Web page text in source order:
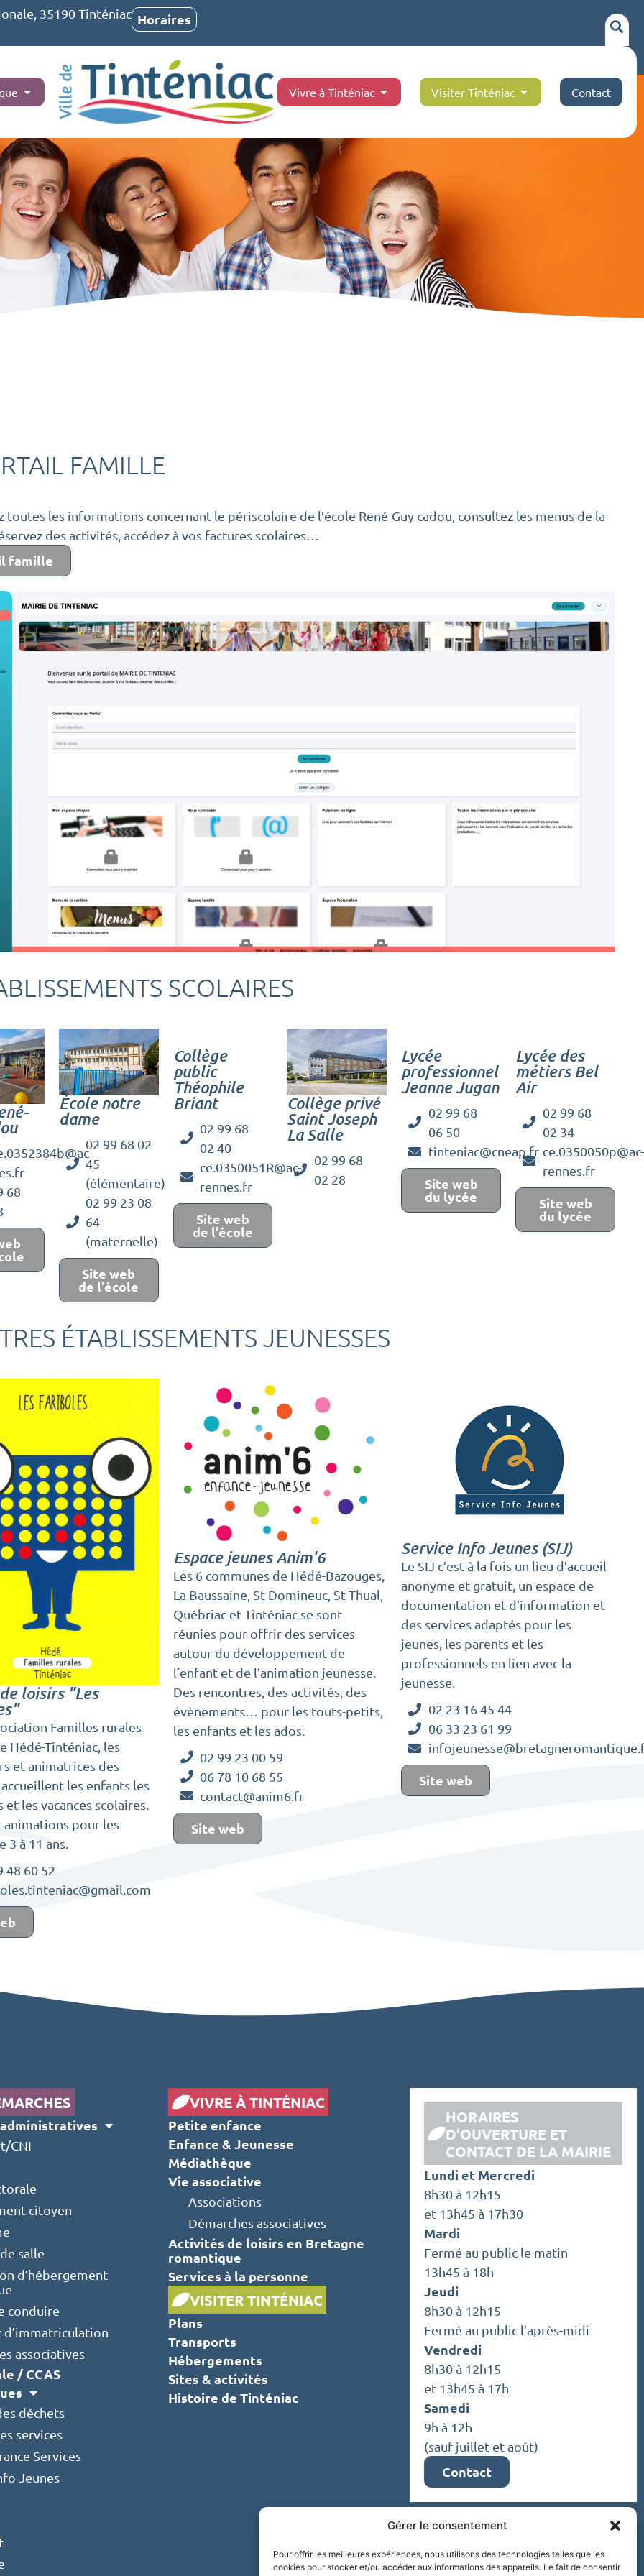
Gérer le consentement
Pour offrir les meilleures expériences, nous utilisons des technologies telles que les
cookies pour stocker et/ou accéder aux informations des appareils. Le fait de consentir
35190 Tinténiac Horaires
Vivre à Tinténiac Visiter Tinténiac Contact
FAMILLE
toutes les informations concernant le périscolaire de l’école René-Guy cadou, consultez les menus de la
des activités, accédez à vos factures scolaires…
famille
SCOLAIRES
68
École notre
dame
02 99 68 02
45
(élémentaire)
02 99 23 08
64
(maternelle)
Site web
de l'école
Collège
public
Théophile
Briant
02 99 68
02 40
ce.0350051R@ac-
rennes.fr
Site web
de l'école
Collège privé
Saint Joseph
La Salle
02 99 68
02 28
Lycée
professionnel
Jeanne Jugan
02 99 68
06 50
tinteniac@cneap.fr
Site web
du lycée
Lycée des
métiers Bel
Air
02 99 68
02 34
ce.0350050p@ac-
rennes.fr
Site web
du lycée
ÉTABLISSEMENTS JEUNESSES
loisirs "Les
Familles rurales
Hédé-Tinténiac, les
et animatrices des
les enfants les
et les vacances scolaires.
animations pour les
3 à 11 ans.
48 60 52
Espace jeunes Anim'6
Les 6 communes de Hédé-Bazouges,
La Baussaine, St Domineuc, St Thual,
Québriac et Tinténiac se sont
réunies pour offrir des services
autour du développement de
l’enfant et de l’animation jeunesse.
Des rencontres, des activités, des
évènements… pour les touts-petits,
les enfants et les ados.
02 99 23 00 59
06 78 10 68 55
contact@anim6.fr
Site web
Service Info Jeunes (SIJ)
Le SIJ c’est à la fois un lieu d’accueil
anonyme et gratuit, un espace de
documentation et d’information et
des services adaptés pour les
jeunes, les parents et les
professionnels en lien avec la
jeunesse.
02 23 16 45 44
06 33 23 61 99
Site web
CNI
citoyen
salle
d’hébergement
conduire
associatives
/ CCAS
déchets
services
Services
Jeunes
VIVRE À TINTÉNIAC
Petite enfance
Enfance & Jeunesse
Médiathèque
Vie associative
Associations
Démarches associatives
Activités de loisirs en Bretagne
romantique
Services à la personne
VISITER TINTÉNIAC
Plans
Transports
Hébergements
Sites & activités
Histoire de Tinténiac
HORAIRES
D'OUVERTURE ET
CONTACT DE LA MAIRIE
Lundi et Mercredi
8h30 à 12h15
et 13h45 à 17h30
Mardi
Fermé au public le matin
13h45 à 18h
Jeudi
8h30 à 12h15
Fermé au public l’après-midi
Vendredi
8h30 à 12h15
et 13h45 à 17h
Samedi
9h à 12h
(sauf juillet et août)
Contact